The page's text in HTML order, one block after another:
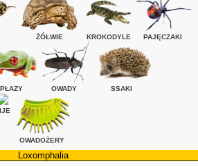
ŻÓŁWIE KROKODYLE PAJĘCZAKI
PŁAZY OWADY SSAKI
OWADOŻERY
Loxomphalia